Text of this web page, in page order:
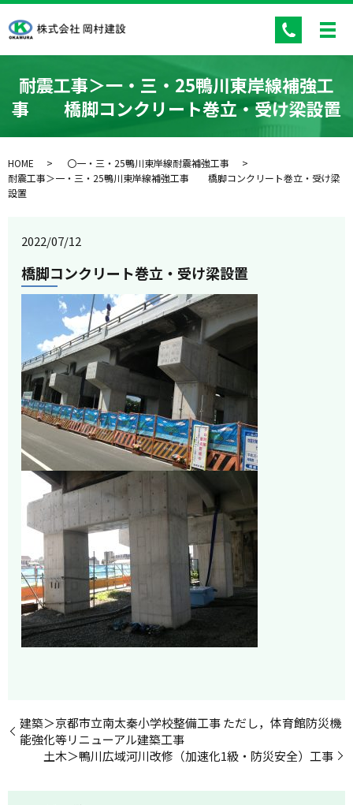
耐震工事＞一・三・25鴨川東岸線補強工
事 橋脚コンクリート巻立・受け梁設置
HOME
〇一・三・25鴨川東岸線耐震補強工事
耐震工事＞一・三・25鴨川東岸線補強工事 橋脚コンクリート巻立・受け梁
設置
2022/07/12
橋脚コンクリート巻立・受け梁設置
建築＞京都市立南太秦小学校整備工事 ただし，体育館防災機
能強化等リニューアル建築工事
土木＞鴨川広域河川改修（加速化1級・防災安全）工事